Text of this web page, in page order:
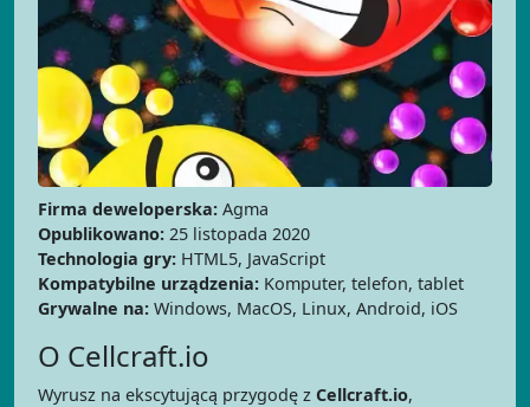
Firma deweloperska: Agma
Opublikowano: 25 listopada 2020
Technologia gry: HTML5, JavaScript
Kompatybilne urządzenia: Komputer, telefon, tablet
Grywalne na: Windows, MacOS, Linux, Android, iOS
O Cellcraft.io
Wyrusz na ekscytującą przygodę z Cellcraft.io,